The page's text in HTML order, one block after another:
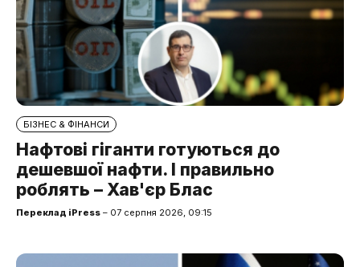
БІЗНЕС & ФІНАНСИ
Нафтові гіганти готуються до
дешевшої нафти. І правильно
роблять – Хав'єр Блас
Переклад iPress – 07 серпня 2026, 09:15